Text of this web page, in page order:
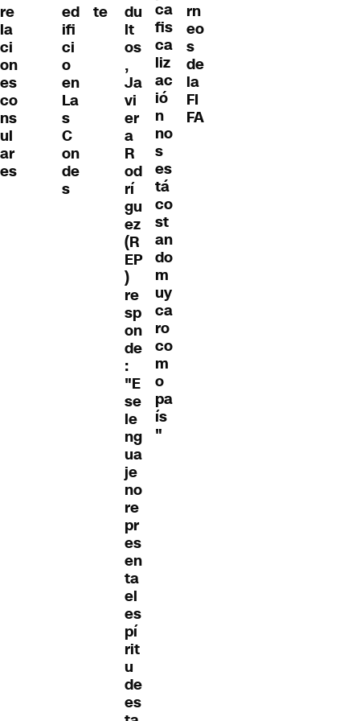
re
la
ci
on
es
co
ns
ul
ar
es
ed
ifi
ci
o
en
La
s
C
on
de
s
te
du
lt
os
,
Ja
vi
er
a
R
od
rí
gu
ez
(R
EP
)
re
sp
on
de
:
"E
se
le
ng
ua
je
no
re
pr
es
en
ta
el
es
pí
rit
u
de
es
ca
fis
ca
liz
ac
ió
n
no
s
es
tá
co
st
an
do
m
uy
ca
ro
co
m
o
pa
ís
"
rn
eo
s
de
la
FI
FA